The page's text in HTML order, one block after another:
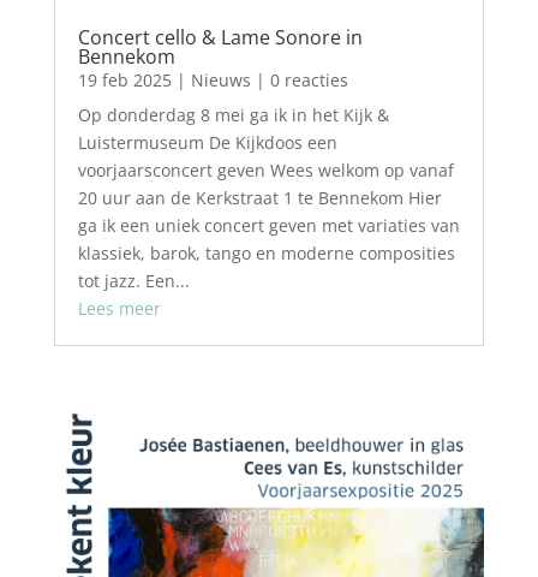
Concert cello & Lame Sonore in
Bennekom
19 feb 2025| Nieuws | 0 reacties
Op donderdag 8 mei ga ik in het Kijk &
Luistermuseum De Kijkdoos een
voorjaarsconcert geven Wees welkom op vanaf
20 uur aan de Kerkstraat 1 te Bennekom Hier
ga ik een uniek concert geven met variaties van
klassiek, barok, tango en moderne composities
tot jazz. Een...
Lees meer